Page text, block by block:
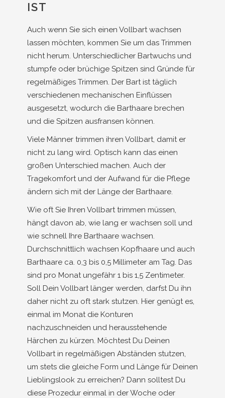
IST
Auch wenn Sie sich einen Vollbart wachsen
lassen möchten, kommen Sie um das Trimmen
nicht herum. Unterschiedlicher Bartwuchs und
stumpfe oder brüchige Spitzen sind Gründe für
regelmäßiges Trimmen. Der Bart ist täglich
verschiedenen mechanischen Einflüssen
ausgesetzt, wodurch die Barthaare brechen
und die Spitzen ausfransen können.
Viele Männer trimmen ihren Vollbart, damit er
nicht zu lang wird. Optisch kann das einen
großen Unterschied machen. Auch der
Tragekomfort und der Aufwand für die Pflege
ändern sich mit der Länge der Barthaare.
Wie oft Sie Ihren Vollbart trimmen müssen,
hängt davon ab, wie lang er wachsen soll und
wie schnell Ihre Barthaare wachsen.
Durchschnittlich wachsen Kopfhaare und auch
Barthaare ca. 0,3 bis 0,5 Millimeter am Tag. Das
sind pro Monat ungefähr 1 bis 1,5 Zentimeter.
Soll Dein Vollbart länger werden, darfst Du ihn
daher nicht zu oft stark stutzen. Hier genügt es,
einmal im Monat die Konturen
nachzuschneiden und herausstehende
Härchen zu kürzen. Möchtest Du Deinen
Vollbart in regelmäßigen Abständen stutzen,
um stets die gleiche Form und Länge für Deinen
Lieblingslook zu erreichen? Dann solltest Du
diese Prozedur einmal in der Woche oder